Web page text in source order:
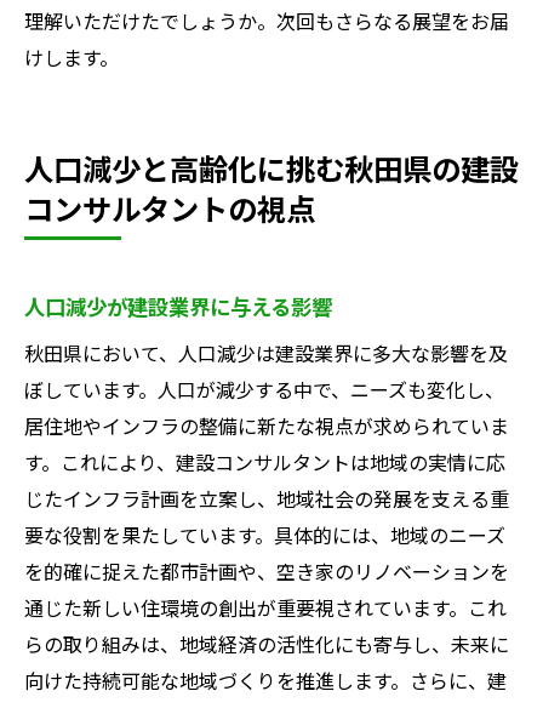
理解いただけたでしょうか。次回もさらなる展望をお届
けします。
人口減少と高齢化に挑む秋田県の建設
コンサルタントの視点
人口減少が建設業界に与える影響
秋田県において、人口減少は建設業界に多大な影響を及
ぼしています。人口が減少する中で、ニーズも変化し、
居住地やインフラの整備に新たな視点が求められていま
す。これにより、建設コンサルタントは地域の実情に応
じたインフラ計画を立案し、地域社会の発展を支える重
要な役割を果たしています。具体的には、地域のニーズ
を的確に捉えた都市計画や、空き家のリノベーションを
通じた新しい住環境の創出が重要視されています。これ
らの取り組みは、地域経済の活性化にも寄与し、未来に
向けた持続可能な地域づくりを推進します。さらに、建